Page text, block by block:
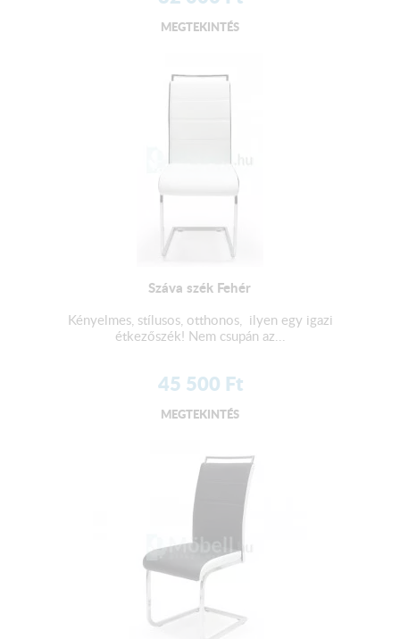
MEGTEKINTÉS
Száva szék Fehér
Kényelmes, stílusos, otthonos, ilyen egy igazi
étkezőszék! Nem csupán az...
45 500 Ft
MEGTEKINTÉS